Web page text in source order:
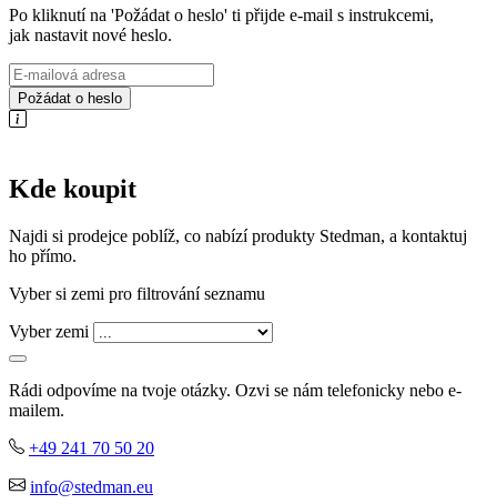
Po kliknutí na 'Požádat o heslo' ti přijde e-mail s instrukcemi,
jak nastavit nové heslo.
Požádat o heslo
Kde koupit
Najdi si prodejce poblíž, co nabízí produkty Stedman, a kontaktuj
ho přímo.
Vyber si zemi pro filtrování seznamu
Vyber zemi
Rádi odpovíme na tvoje otázky. Ozvi se nám telefonicky nebo e-
mailem.
+49 241 70 50 20
info@stedman.eu